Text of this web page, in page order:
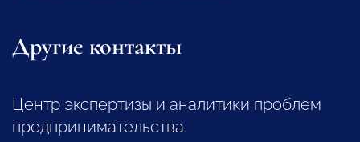
Другие контакты
Центр экспертизы и аналитики проблем
предпринимательства